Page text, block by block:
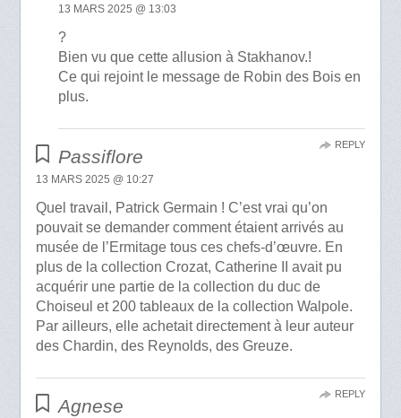
13 MARS 2025 @ 13:03
?
Bien vu que cette allusion à Stakhanov.!
Ce qui rejoint le message de Robin des Bois en
plus.
Passiflore
13 MARS 2025 @ 10:27
Quel travail, Patrick Germain ! C’est vrai qu’on
pouvait se demander comment étaient arrivés au
musée de l’Ermitage tous ces chefs-d’œuvre. En
plus de la collection Crozat, Catherine II avait pu
acquérir une partie de la collection du duc de
Choiseul et 200 tableaux de la collection Walpole.
Par ailleurs, elle achetait directement à leur auteur
des Chardin, des Reynolds, des Greuze.
REPLY
Agnese
REPLY